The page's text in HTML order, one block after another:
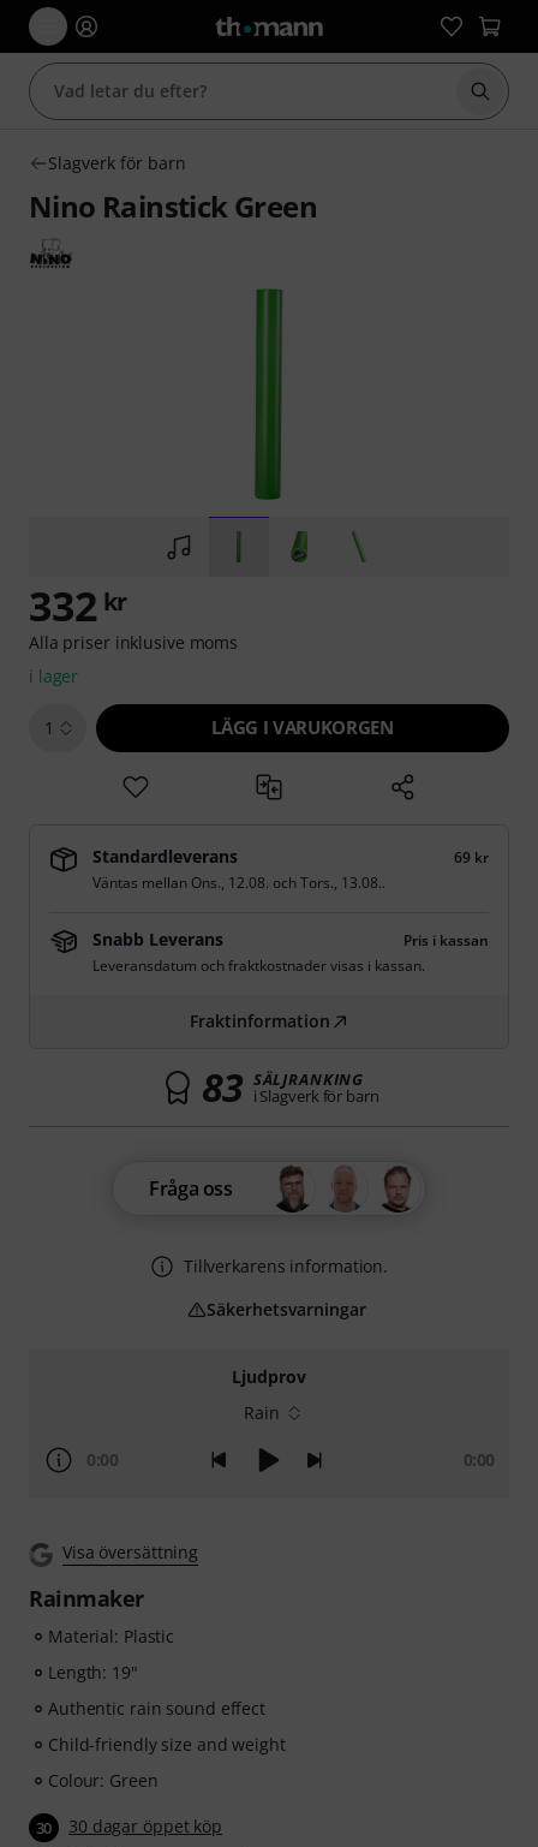
Börja
Slagverk för barn
Nino Rainstick Green
Ljudprov
Rain
0:00 0:00
Visa översättning
Rainmaker
Material: Plastic
Length: 19"
Authentic rain sound effect
Child-friendly size and weight
Colour: Green
30 30 dagar öppet köp
332 kr
Alla priser inklusive moms
i lager
1 LÄGG I VARUKORGEN
Standardleverans
69 kr
Väntas mellan Ons., 12.08. ochTors., 13.08..
Snabb Leverans
Pris i kassan
Leveransdatum och fraktkostnader visas i kassan.
Fraktinformation
83 SÄLJRANKING
i Slagverk för barn
Fråga oss
Tillverkarens information.
Säkerhetsvarningar